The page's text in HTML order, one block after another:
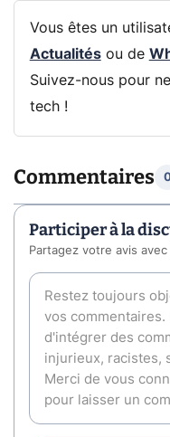
Vous êtes un
Actualitésou de
Suivez-nous pour
tech !
Commentaires
Participer à la
Partagez votre avis